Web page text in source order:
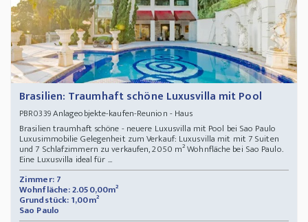
Brasilien: Traumhaft schöne Luxusvilla mit Pool
PBR0339Anlageobjekte-kaufen-Reunion - Haus
Brasilien traumhaft schöne - neuere Luxusvilla mit Pool bei Sao Paulo
Luxusimmobilie Gelegenheit zum Verkauf: Luxusvilla mit mit 7 Suiten
und 7 Schlafzimmern zu verkaufen, 2050 m² Wohnfläche bei Sao Paulo.
Eine Luxusvilla ideal für ...
Zimmer: 7
Wohnfläche: 2.050,00m²
Grundstück: 1,00m²
Sao Paulo